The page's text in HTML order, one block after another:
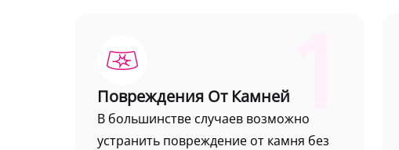
1
Повреждения От Камней
В большинстве случаев возможно
устранить повреждение от камня без